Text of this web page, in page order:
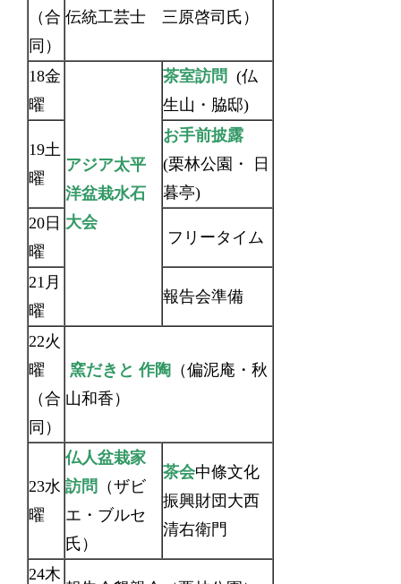
（合
同）
伝統工芸士 三原啓司氏）
18金
曜
アジア太平
洋盆栽水石
大会
茶室訪問 (仏
生山・脇邸)
19土
曜
お手前披露
(栗林公園・ 日
暮亭)
20日
曜
フリータイム
21月
曜
報告会準備
22火
曜
（合
同）
窯だきと 作陶
（偏泥庵・秋
山和香）
23水
曜
仏人盆栽家
訪問
（ザビ
エ・ブルセ
氏）
茶会中條文化
振興財団大西
清右衛門
24木